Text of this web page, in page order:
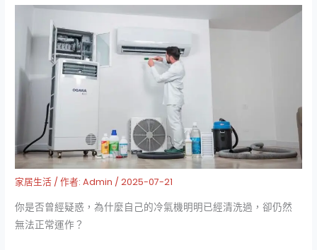
家居生活 / 作者:Admin /2025-07-21
你是否曾經疑惑，為什麼自己的冷氣機明明已經清洗過，卻仍然
無法正常運作？